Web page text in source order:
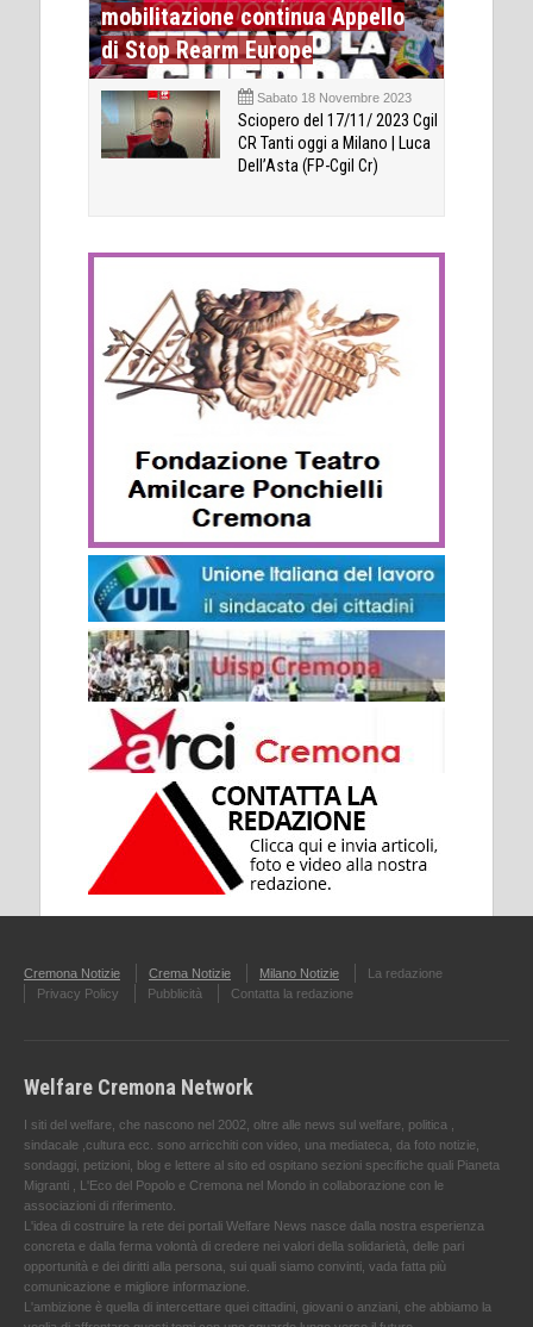
mobilitazione continua Appello
di Stop Rearm Europe
Sabato 18 Novembre 2023
Sciopero del 17/11/ 2023 Cgil
CR Tanti oggi a Milano | Luca
Dell’Asta (FP-Cgil Cr)
Cremona Notizie Crema Notizie Milano Notizie
La redazione
Privacy Policy
Pubblicità Contatta la redazione
Welfare Cremona Network
I siti del welfare, che nascono nel 2002, oltre alle news sul welfare, politica ,
sindacale ,cultura ecc. sono arricchiti con video, una mediateca, da foto notizie,
sondaggi, petizioni, blog e lettere al sito ed ospitano sezioni specifiche quali Pianeta
Migranti , L'Eco del Popolo e Cremona nel Mondo in collaborazione con le
associazioni di riferimento.
L'idea di costruire la rete dei portali Welfare News nasce dalla nostra esperienza
concreta e dalla ferma volontà di credere nei valori della solidarietà, delle pari
opportunità e dei diritti alla persona, sui quali siamo convinti, vada fatta più
comunicazione e migliore informazione.
L'ambizione è quella di intercettare quei cittadini, giovani o anziani, che abbiamo la